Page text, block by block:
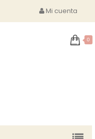
Mi cuenta
0